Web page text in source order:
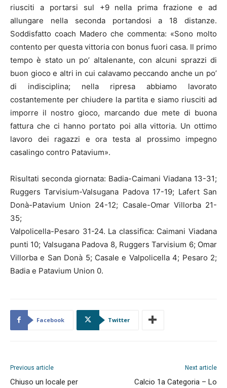
riusciti a portarsi sul +9 nella prima frazione e ad
allungare nella seconda portandosi a 18 distanze.
Soddisfatto coach Madero che commenta: «Sono molto
contento per questa vittoria con bonus fuori casa. Il primo
tempo è stato un po’ altalenante, con alcuni sprazzi di
buon gioco e altri in cui calavamo peccando anche un po’
di indisciplina; nella ripresa abbiamo lavorato
costantemente per chiudere la partita e siamo riusciti ad
imporre il nostro gioco, marcando due mete di buona
fattura che ci hanno portato poi alla vittoria. Un ottimo
lavoro dei ragazzi e ora testa al prossimo impegno
casalingo contro Patavium».
Risultati seconda giornata: Badia-Caimani Viadana 13-31;
Ruggers Tarvisium-Valsugana Padova 17-19; Lafert San
Donà-Patavium Union 24-12; Casale-Omar Villorba 21-
35;
Valpolicella-Pesaro 31-24. La classifica: Caimani Viadana
punti 10; Valsugana Padova 8, Ruggers Tarvisium 6; Omar
Villorba e San Donà 5; Casale e Valpolicella 4; Pesaro 2;
Badia e Patavium Union 0.
Facebook Twitter
Previous article
Chiuso un locale per
Next article
Calcio 1a Categoria – Lo